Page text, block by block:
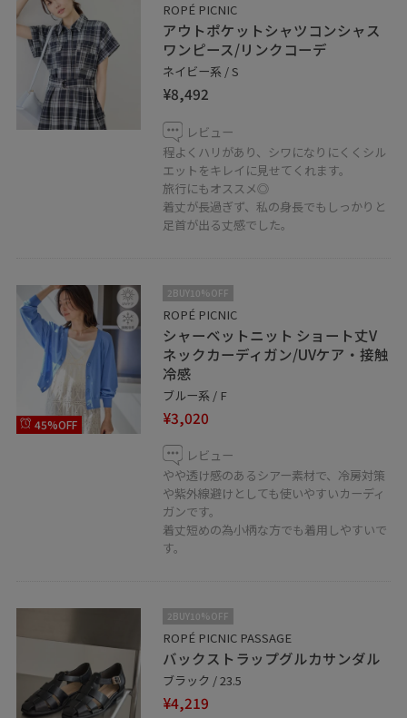
ROPÉ PICNIC
アウトポケットシャツコンシャス
ワンピース/リンクコーデ
ネイビー系 / S
¥8,492
レビュー
程よくハリがあり、シワになりにくくシル
エットをキレイに見せてくれます。
旅行にもオススメ◎
着丈が長過ぎず、私の身長でもしっかりと
足首が出る丈感でした。
45%OFF
2BUY10%OFF
ROPÉ PICNIC
シャーベットニット ショート丈V
ネックカーディガン/UVケア・接触
冷感
ブルー系 / F
¥3,020
レビュー
やや透け感のあるシアー素材で、冷房対策
や紫外線避けとしても使いやすいカーディ
ガンです。
着丈短めの為小柄な方でも着用しやすいで
す。
2BUY10%OFF
ROPÉ PICNIC PASSAGE
バックストラップグルカサンダル
ブラック / 23.5
¥4,219